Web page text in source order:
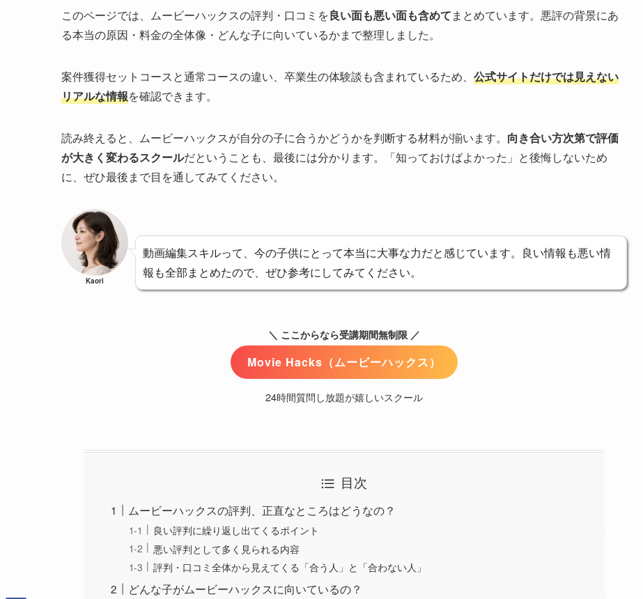
このページでは、ムービーハックスの評判・口コミを良い面も悪い面も含めてまとめています。悪評の背景にあ
る本当の原因・料金の全体像・どんな子に向いているかまで整理しました。
案件獲得セットコースと通常コースの違い、卒業生の体験談も含まれているため、 公式サイトだけでは見えない
リアルな情報を確認できます。
読み終えると、ムービーハックスが自分の子に合うかどうかを判断する材料が揃います。 向き合い方次第で評価
が大きく変わるスクールだということも、最後には分かります。「知っておけばよかった」と後悔しないため
に、ぜひ最後まで目を通してみてください。
Kaori
動画編集スキルって、今の子供にとって本当に大事な力だと感じています。良い情報も悪い情
報も全部まとめたので、ぜひ参考にしてみてください。
＼ ここからなら受講期間無制限 ／
Movie Hacks（ムービーハックス）
24時間質問し放題が嬉しいスクール
目次
ムービーハックスの評判、正直なところはどうなの？
良い評判に繰り返し出てくるポイント
悪い評判として多く見られる内容
評判・口コミ全体から見えてくる「合う人」と「合わない人」
どんな子がムービーハックスに向いているの？